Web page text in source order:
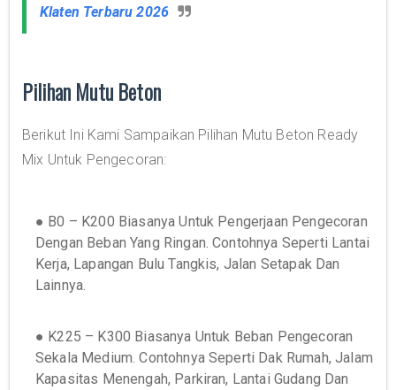
Klaten Terbaru 2026
Pilihan Mutu Beton
Berikut Ini Kami Sampaikan Pilihan Mutu Beton Ready
Mix Untuk Pengecoran:
● B0 – K200 Biasanya Untuk Pengerjaan Pengecoran
Dengan Beban Yang Ringan. Contohnya Seperti Lantai
Kerja, Lapangan Bulu Tangkis, Jalan Setapak Dan
Lainnya.
● K225 – K300 Biasanya Untuk Beban Pengecoran
Sekala Medium. Contohnya Seperti Dak Rumah, Jalam
Kapasitas Menengah, Parkiran, Lantai Gudang Dan